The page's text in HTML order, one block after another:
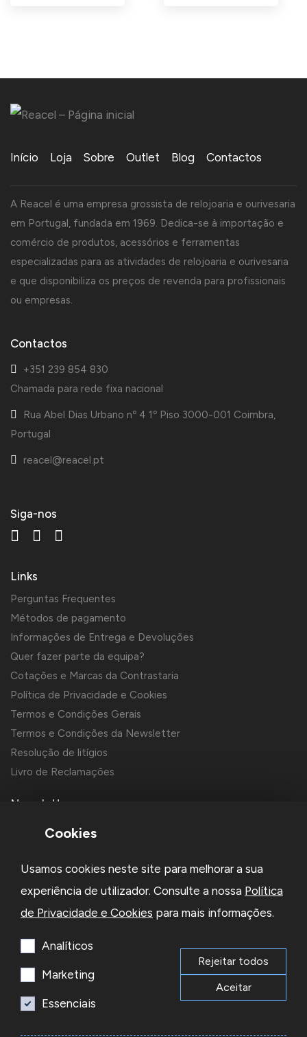
Início Loja Sobre Outlet Blog Contactos
A Reacel é uma empresa grossista de relojoaria e ourivesaria
em Portugal, fundada em 1969. Dedica-se à importação e
comércio de produtos, acessórios e ferramentas
especializadas para as atividades de relojoaria e ourivesaria
e que disponibiliza os preços de revenda para profissionais
ou empresas.
Contactos
+351 239 854 830
Chamada para rede fixa nacional
Rua Abel Dias Urbano nº 4 1º Piso 3000-001 Coimbra,
Portugal
reacel@reacel.pt
Siga-nos
Links
Perguntas Frequentes
Métodos de pagamento
Informações de Entrega e Devoluções
Quer fazer parte da equipa?
Cotações e Marcas da Contrastaria
Política de Privacidade e Cookies
Termos e Condições Gerais
Termos e Condições da Newsletter
Resolução de litígios
Livro de Reclamações
Newsletter
Li e aceito aPolítica de Privacidadee os Termos e Condições
Subscrever
Cookies
Usamos cookies neste site para melhorar a sua
experiência de utilizador. Consulte a nossa Política
de Privacidade e Cookies para mais informações.
Analíticos
Marketing
Essenciais
Rejeitar todos
Aceitar